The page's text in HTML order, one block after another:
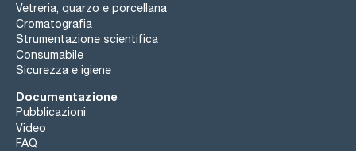
Vetreria, quarzo e porcellana
Cromatografia
Strumentazione scientifica
Consumabile
Sicurezza e igiene
Documentazione
Pubblicazioni
Video
FAQ